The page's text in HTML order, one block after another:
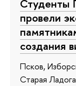
Студенты
провели
создания
Псков,
Старая